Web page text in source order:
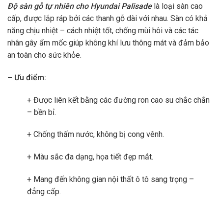
Độ sàn gỗ tự nhiên cho Hyundai Palisade là loại sàn cao
cấp, được lắp ráp bởi các thanh gỗ dài với nhau. Sàn có khả
năng chịu nhiệt – cách nhiệt tốt, chống mùi hôi và các tác
nhân gây ẩm mốc giúp không khí lưu thông mát và đảm bảo
an toàn cho sức khỏe.
– Ưu điểm:
+ Được liên kết bằng các đường ron cao su chắc chắn
– bền bỉ.
+ Chống thấm nước, không bị cong vênh.
+ Màu sắc đa dạng, họa tiết đẹp mắt.
+ Mang đến không gian nội thất ô tô sang trọng –
đẳng cấp.